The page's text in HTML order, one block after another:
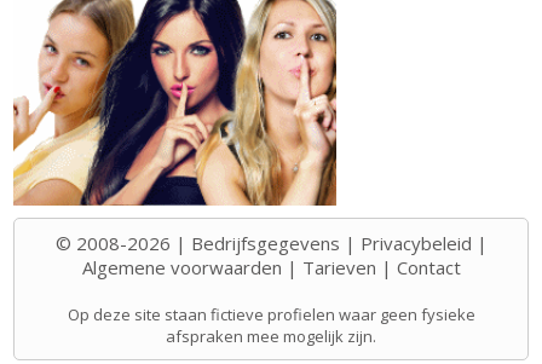
© 2008-2026 | Bedrijfsgegevens | Privacybeleid |
Algemene voorwaarden | Tarieven | Contact
Op deze site staan fictieve profielen waar geen fysieke
afspraken mee mogelijk zijn.